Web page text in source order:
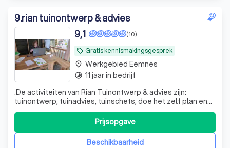
9.rian tuinontwerp & advies
local_offer Gratis kennismakingsgesprek
(10)
9,1
.De activiteiten van Rian Tuinontwerp & advies zijn:
tuinontwerp, tuinadvies, tuinschets, doe het zelf plan en
hoveniersservice. Nu u weet wie ik ben, kunnen wij
misschien wat voor elkaar betekenen.
Beschikbaarheid
Prijsopgave
place Werkgebied Eemnes
timelapse 11 jaar in bedrijf